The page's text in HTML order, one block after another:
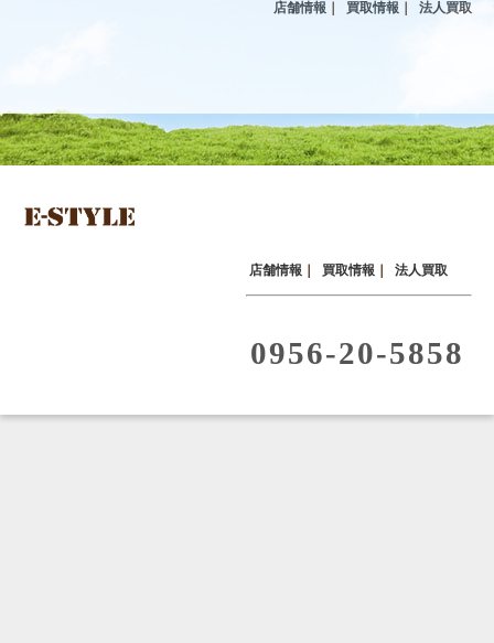
店舗情報 買取情報 法人買取
0956-20-5858
店舗情報 買取情報 法人買取